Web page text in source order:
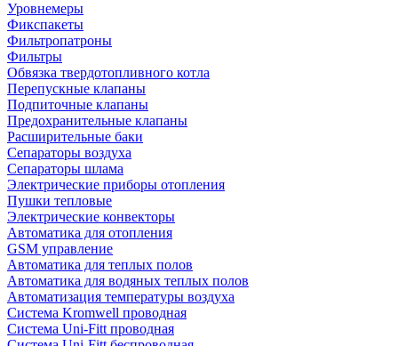
Уровнемеры
Фикспакеты
Фильтропатроны
Фильтры
Обвязка твердотопливного котла
Перепускные клапаны
Подпиточные клапаны
Предохранительные клапаны
Расширительные баки
Сепараторы воздуха
Сепараторы шлама
Электрические приборы отопления
Пушки тепловые
Электрические конвекторы
Автоматика для отопления
GSM управление
Автоматика для теплых полов
Автоматика для водяных теплых полов
Автоматизация температуры воздуха
Система Kromwell проводная
Система Uni-Fitt проводная